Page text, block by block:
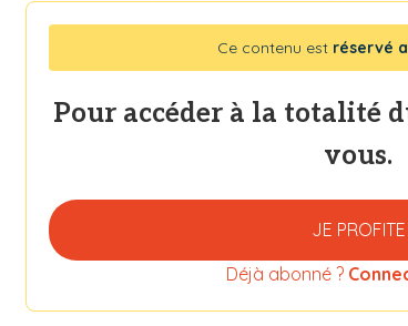
Ce contenu est réservé
Pour accéder à la totalité
vous.
JE PROFITE
Déjà abonné ?